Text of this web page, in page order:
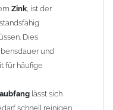
schützen Sie nicht nur
tragen auch zur
Sie in eine
Zeit und Geld spart!
Zink, ist der
Dies
und
für häufige
lässt sich
schnell reinigen.